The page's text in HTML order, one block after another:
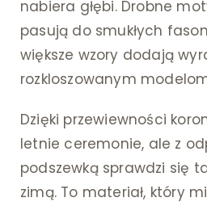
nabiera głębi. Drobne
pasują do smukłych
większe wzory dodają
rozkloszowanym
Dzięki przewiewności
letnie ceremonie, ale z
podszewką sprawdzi się
zimą. To materiał, który